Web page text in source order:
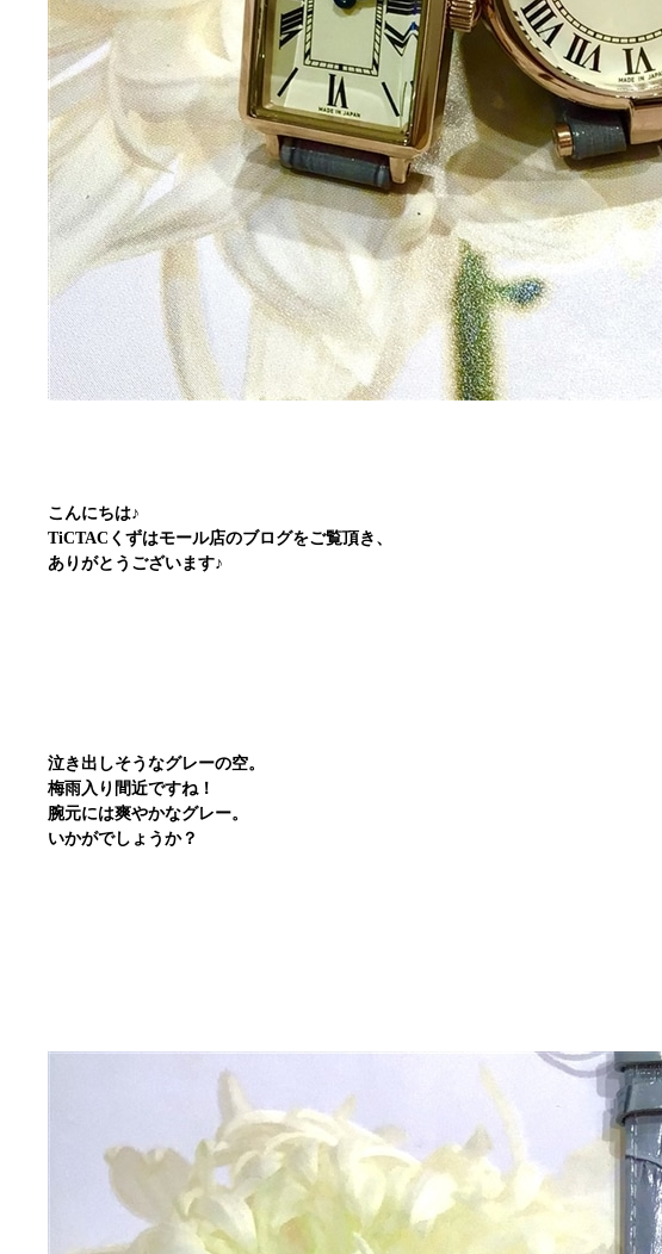
こんにちは♪
TiCTACくずはモール店のブログをご覧頂き、
ありがとうございます♪
泣き出しそうなグレーの空。
梅雨入り間近ですね！
腕元には爽やかなグレー。
いかがでしょうか？